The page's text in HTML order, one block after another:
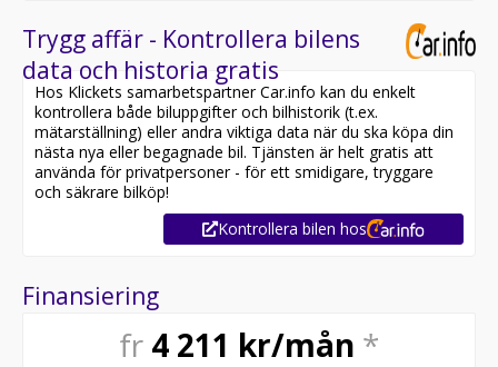
provkörning!
Bilen är på väg till Borås men kan levereras till dessa
orter vid förfrågan:
Alingsås
Borås
Falköping
Jönköping
Skövde
Trygg affär - Kontrollera bilens
data och historia gratis
Hos Klickets samarbetspartner Car.info kan du enkelt
kontrollera både biluppgifter och bilhistorik (t.ex.
mätarställning) eller andra viktiga data när du ska köpa din
nästa nya eller begagnade bil. Tjänsten är helt gratis att
använda för privatpersoner - för ett smidigare, tryggare
och säkrare bilköp!
Kontrollera bilen hos
Finansiering
fr 4 211 kr/mån *